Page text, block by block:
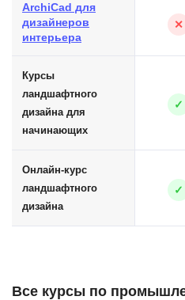
ArchiCad для
дизайнеров
интерьера
✕
Курсы
ландшафтного
дизайна для
начинающих
✓
Онлайн-курс
ландшафтного
дизайна
✓
Все курсы по